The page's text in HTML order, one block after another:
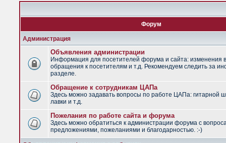
Форум
Администрация
Объявления администрации
Информация для посетителей форума и сайта: изменения
обращения к посетителям и т.д. Рекомендуем следить за
разделе.
Обращение к сотрудникам ЦАПа
Здесь можно задавать вопросы по работе ЦАПа: гитарной
лавки и т.д.
Пожелания по работе сайта и форума
Здесь можно обратиться к администрации форума с
предложениями, пожеланиями и благодарностью. :-)